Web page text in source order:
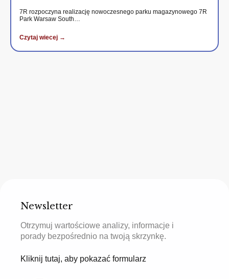
7R rozpoczyna realizację nowoczesnego parku magazynowego 7R
Park Warsaw South…
Czytaj wiecej →
Newsletter
Otrzymuj wartościowe analizy, informacje i
porady bezpośrednio na twoją skrzynkę.
Kliknij tutaj, aby pokazać formularz